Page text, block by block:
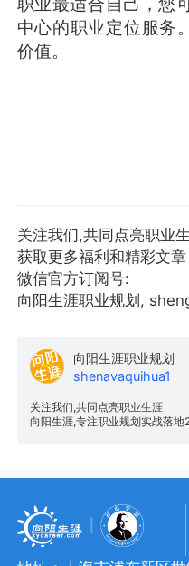
职业最适合自己，您
中心的职业定位服务
价值。
关注我们,共同点亮职业
获取更多福利和精彩文章
微信官方订阅号:
向阳生涯职业规划,
向阳生涯职业规划
shenavaquihua1
关注我们,共同点亮职业生涯
向阳生涯,专注职业规划实战落地